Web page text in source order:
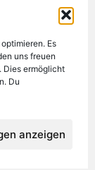
Es
uns freuen
Dies ermöglicht
Du
anzeigen